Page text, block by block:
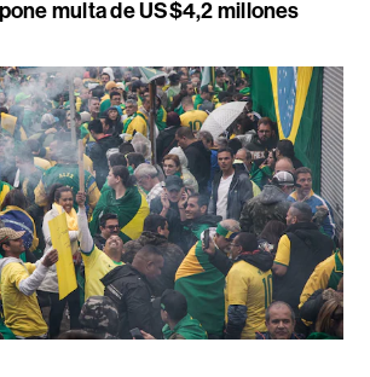
multa de US$4,2 millones